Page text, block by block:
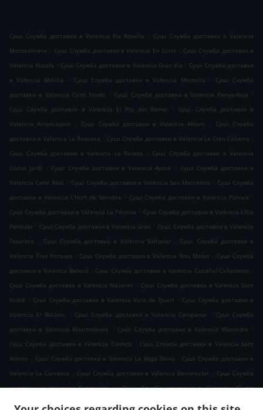
Суші Служба доставки в Valencia Na Rovella . Суші Служба доставки в Valencia
Monteolivete . Суші Служба доставки в Valencia En Corts . Суші Служба доставки в
Valencia Ruzafa . Суші Служба доставки в Valencia Gran Via . Суші Служба доставки
в Valencia Malilla
. Суші Служба доставки в Valencia Mestalla . Суші Служба
доставки в Valencia Camí Fondo
. Суші Служба доставки в Valencia Penya-Roja
.
Суші Служба доставки в Valencia El Pla del Remei
. Суші Служба доставки в
Valencia Arrancapins
. Суші Служба доставки в Valencia Albors . Суші Служба
доставки в Valencia La Roqueta . Суші Служба доставки в Valencia La Creu Coberta .
Суші Служба доставки в Valencia La Raiosa
. Суші Служба доставки в Valencia
Ciutat Jardí
. Суші Служба доставки в Valencia Ayora . Суші Служба доставки в
Valencia Camí Real . Суші Служба доставки в Valencia San Marcelino . Суші Служба
доставки в Valencia L'Hort de Senabre . Суші Служба доставки в Valencia Patraix .
Суші Служба доставки в Valencia La Petxina . Суші Служба доставки в Valencia L'Illa
Perduda . Суші Служба доставки в Valencia Grao . Суші Служба доставки в Valencia
Favareta
. Суші Служба доставки в Valencia Safranar . Суші Служба доставки в
Valencia Tres Forques . Суші Служба доставки в Valencia Nou Moles . Суші Служба
доставки в Valencia Beteró . Суші Служба доставки в Valencia Cabañal-Cañamelar .
Суші Служба доставки в Valencia Nazaret
. Суші Служба доставки в Valencia Sant
Isidre . Суші Служба доставки в Valencia Vara de Quart . Суші Служба доставки в
Valencia El Botànic
. Суші Служба доставки в Valencia Campanar . Суші Служба
доставки в Valencia Marchalenes
. Суші Служба доставки в Valencia Morvedre
.
Суші Служба доставки в Valencia Tormos . Суші Служба доставки в Valencia Sant
Antoni . Суші Служба доставки в Valencia La Bega Baixa . Суші Служба доставки в
Valencia La Carrasca . Суші Служба доставки в Valencia Benimaclet . Суші Служба
доставки в Valencia Exposición
.
Суші Служба доставки в Valencia Ciutat